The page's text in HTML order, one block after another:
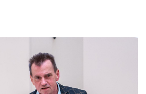
Anträge CDU
Kleine Anfragen
CDU Deutschland